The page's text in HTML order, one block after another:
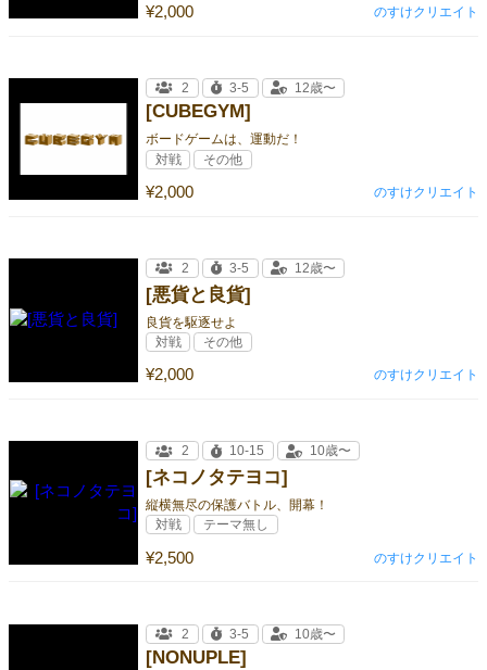
¥2,000 のすけクリエイト
[CUBEGYM]
ボードゲームは、運動だ！
¥2,000
2 3-5 12歳〜
対戦 その他
のすけクリエイト
[悪貨と良貨]
良貨を駆逐せよ
¥2,000
2 3-5 12歳〜
対戦 その他
のすけクリエイト
[ネコノタテヨコ]
縦横無尽の保護バトル、開幕！
¥2,500
2 10-15 10歳〜
対戦 テーマ無し
のすけクリエイト
[NONUPLE]
2 3-5 10歳〜